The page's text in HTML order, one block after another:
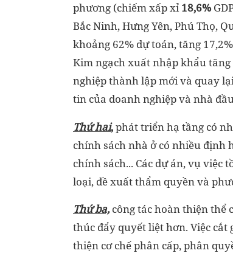
phương (chiếm xấp xỉ18,6%
Bắc Ninh, Hưng Yên, Phú Thọ,
khoảng 62% dự toán, tăng
Kim ngạch xuất nhập khẩu tăng
nghiệp thành lập mới và quay
tin của doanh nghiệp và nhà
Thứ hai,phát triển hạ tầng có
chính sách nhà ở có nhiều định
chính sách... Các dự án, vụ việc
loại, đề xuất thẩm quyền và
Thứ ba, công tác hoàn thiện thể
thúc đẩy quyết liệt hơn. Việc
thiện cơ chế phân cấp, phân